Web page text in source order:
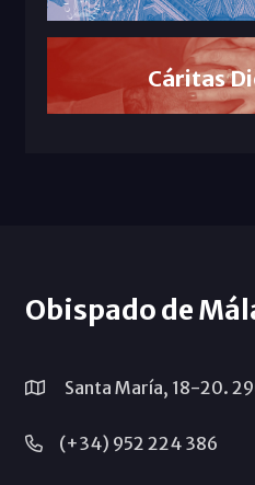
Cáritas
Obispado de
Santa María, 18-20.
(+34) 952 224 386